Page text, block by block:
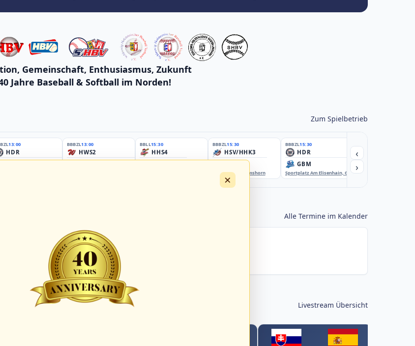
Gemeinschaft, Enthusiasmus, Zukunft
Jahre Baseball & Softball im Norden!
Zum Spielbetrieb
13:00
HDR
BBBZL13:00
HWS2
BBLL15:30
HHS4
BBBZL15:30
HSV/HHK3
EBE-Ballpark, Elmshorn
BBBZL15:30
HDR
GBM
Sportplatz Am Elisenhain, Greifswald-Eldena
Förde Ballpark (Kilia-
‹
›
Alle Termine im Kalender
Germany
Livestream Übersicht
×